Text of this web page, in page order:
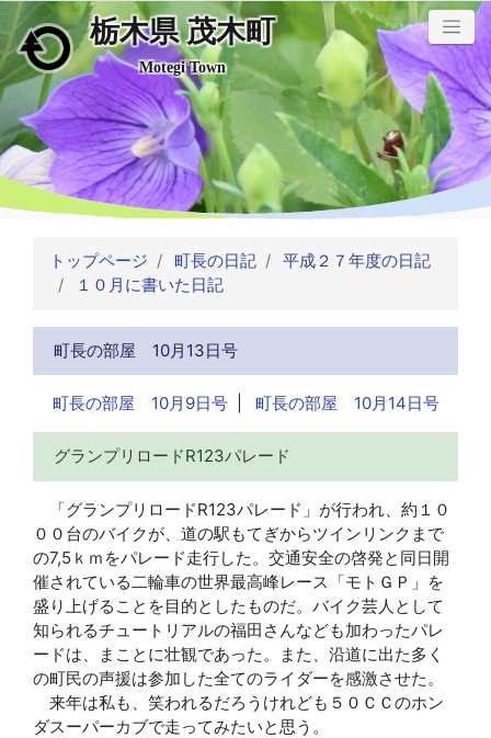
メインコンテンツにスキップ
栃木県 茂木町
Motegi Town
トップページ 町長の日記
平成２７年度の日記
１０月に書いた日記
町長の部屋 10月13日号
町長の部屋 10月9日号| 町長の部屋 10月14日号
グランプリロードR123パレード
「グランプリロードR123パレード」が行われ、約１０
００台のバイクが、道の駅もてぎからツインリンクまで
の7,5ｋｍをパレード走行した。交通安全の啓発と同日開
催されている二輪車の世界最高峰レース「モトＧＰ」を
盛り上げることを目的としたものだ。バイク芸人として
知られるチュートリアルの福田さんなども加わったパレ
ードは、まことに壮観であった。また、沿道に出た多く
の町民の声援は参加した全てのライダーを感激させた。
来年は私も、笑われるだろうけれども５０ＣＣのホン
ダスーパーカブで走ってみたいと思う。